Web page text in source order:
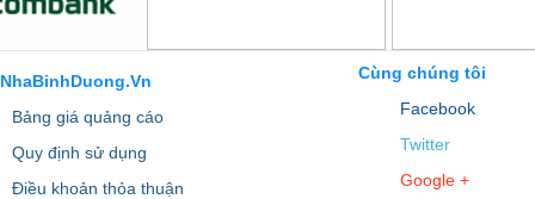
NhaBinhDuong.Vn
Bảng giá quảng cáo
Quy định sử dụng
Điều khoản thỏa thuận
Cùng chúng tôi
Facebook
Twitter
Google +